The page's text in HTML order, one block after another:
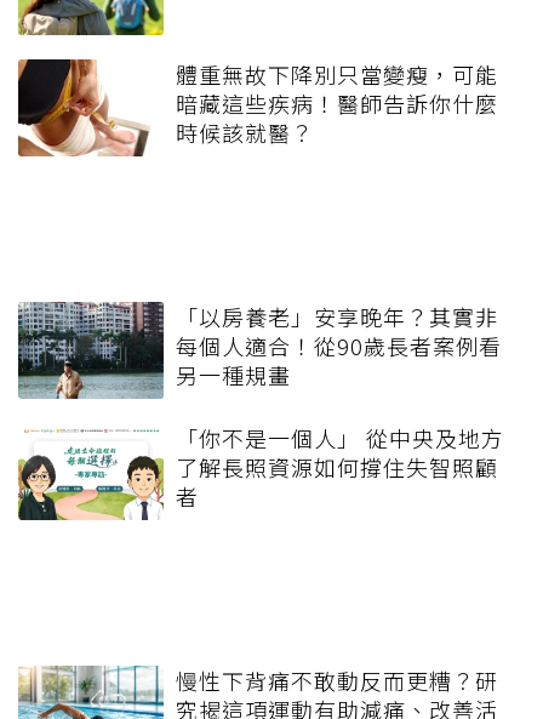
體重無故下降別只當變瘦，可能
暗藏這些疾病！醫師告訴你什麼
時候該就醫？
「以房養老」安享晚年？其實非
每個人適合！從90歲長者案例看
另一種規畫
「你不是一個人」 從中央及地方
了解長照資源如何撐住失智照顧
者
慢性下背痛不敢動反而更糟？研
究揭這項運動有助減痛、改善活